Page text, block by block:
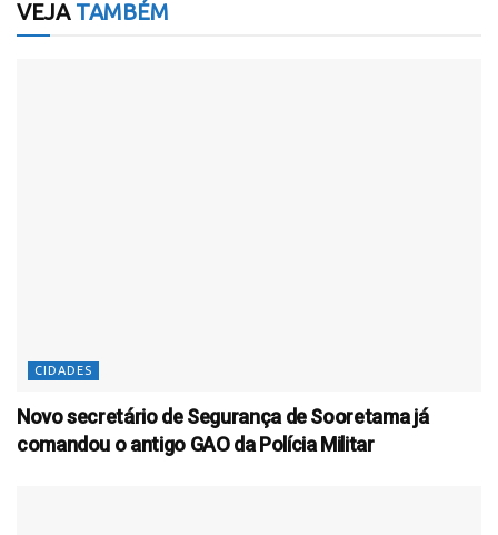
VEJATAMBÉM
CIDADES
Novo secretário de Segurança de Sooretama já
comandou o antigo GAO da Polícia Militar